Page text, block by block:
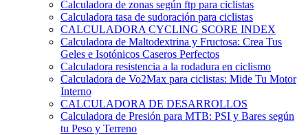
Calculadora de zonas según ftp para ciclistas
Calculadora tasa de sudoración para ciclistas
CALCULADORA CYCLING SCORE INDEX
Calculadora de Maltodextrina y Fructosa: Crea Tus
Geles e Isotónicos Caseros Perfectos
Calculadora resistencia a la rodadura en ciclismo
Calculadora de Vo2Max para ciclistas: Mide Tu Motor
Interno
CALCULADORA DE DESARROLLOS
Calculadora de Presión para MTB: PSI y Bares según
tu Peso y Terreno